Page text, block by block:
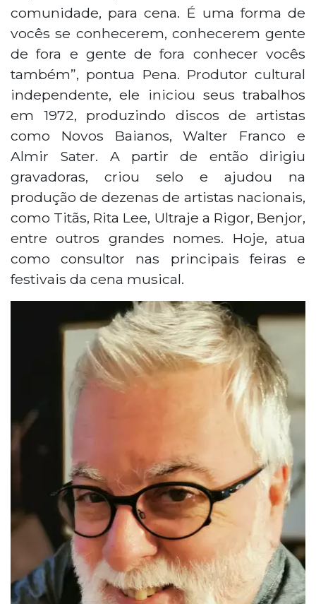
comunidade, para cena. É uma forma de
vocês se conhecerem, conhecerem gente
de fora e gente de fora conhecer vocês
também”, pontua Pena. Produtor cultural
independente, ele iniciou seus trabalhos
em 1972, produzindo discos de artistas
como Novos Baianos, Walter Franco e
Almir Sater. A partir de então dirigiu
gravadoras, criou selo e ajudou na
produção de dezenas de artistas nacionais,
como Titãs, Rita Lee, Ultraje a Rigor, Benjor,
entre outros grandes nomes. Hoje, atua
como consultor nas principais feiras e
festivais da cena musical.